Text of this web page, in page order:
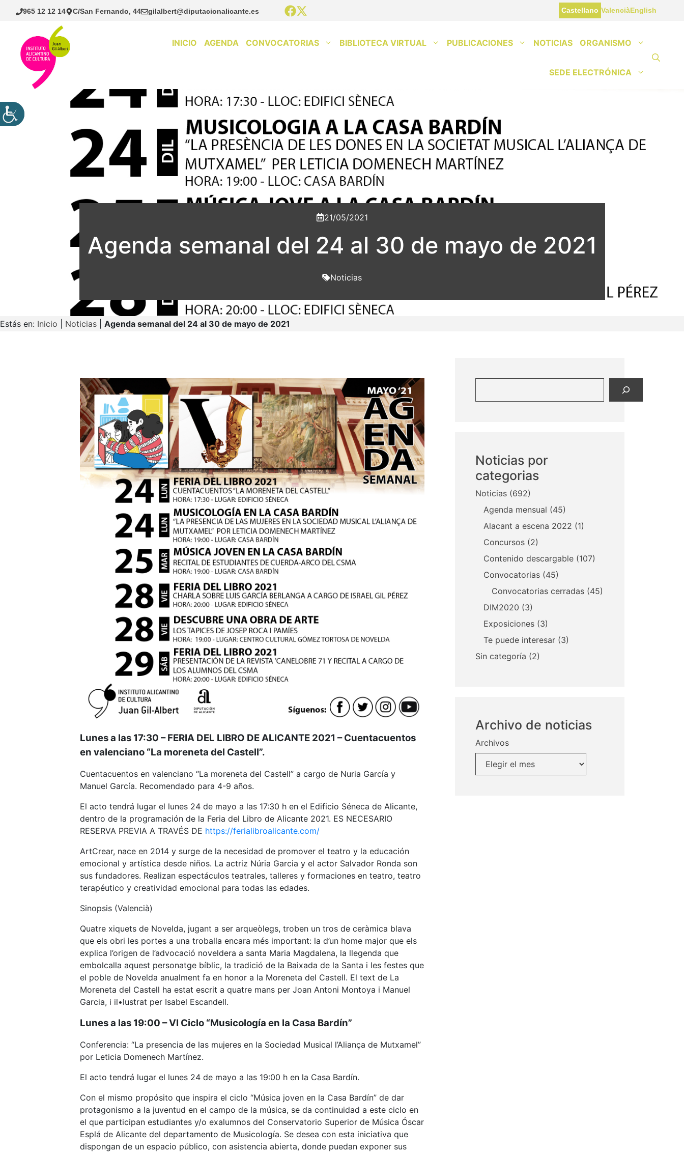
Saltar
965 12 12 14 C/San Fernando, 44 gilalbert@diputacionalicante.es Castellano ValenciàEnglish
INICIO AGENDA CONVOCATORIAS BIBLIOTECA VIRTUAL PUBLICACIONES NOTICIAS ORGANISMO
SEDE ELECTRÓNICA
21/05/2021
Agenda semanal del 24 al 30 de mayo de 2021
Noticias
Estás en: Inicio Noticias Agenda semanal del 24 al 30 de mayo de 2021
Lunes a las 17:30 – FERIA DEL LIBRO DE ALICANTE 2021 – Cuentacuentos
en valenciano “La moreneta del Castell”.
Cuentacuentos en valenciano “La moreneta del Castell” a cargo de Nuria García y
Manuel García. Recomendado para 4-9 años.
El acto tendrá lugar el lunes 24 de mayo a las 17:30 h en el Edificio Séneca de Alicante,
dentro de la programación de la Feria del Libro de Alicante 2021. ES NECESARIO
RESERVA PREVIA A TRAVÉS DE https://ferialibroalicante.com/
ArtCrear, nace en 2014 y surge de la necesidad de promover el teatro y la educación
emocional y artística desde niños. La actriz Núria Garcia y el actor Salvador Ronda son
sus fundadores. Realizan espectáculos teatrales, talleres y formaciones en teatro, teatro
terapéutico y creatividad emocional para todas las edades.
Sinopsis (Valencià)
Quatre xiquets de Novelda, jugant a ser arqueòlegs, troben un tros de ceràmica blava
que els obri les portes a una troballa encara més important: la d’un home major que els
explica l’origen de l’advocació noveldera a santa Maria Magdalena, la llegenda que
embolcalla aquest personatge bíblic, la tradició de la Baixada de la Santa i les festes que
el poble de Novelda anualment fa en honor a la Moreneta del Castell. El text de La
Moreneta del Castell ha estat escrit a quatre mans per Joan Antoni Montoya i Manuel
Garcia, i il•lustrat per Isabel Escandell.
Lunes a las 19:00 – VI Ciclo “Musicología en la Casa Bardín”
Conferencia: “La presencia de las mujeres en la Sociedad Musical l’Aliança de Mutxamel”
por Leticia Domenech Martínez.
El acto tendrá lugar el lunes 24 de mayo a las 19:00 h en la Casa Bardín.
Con el mismo propósito que inspira el ciclo “Música joven en la Casa Bardín” de dar
protagonismo a la juventud en el campo de la música, se da continuidad a este ciclo en
el que participan estudiantes y/o exalumnos del Conservatorio Superior de Música Óscar
Esplá de Alicante del departamento de Musicología. Se desea con esta iniciativa que
dispongan de un espacio público, con asistencia abierta, donde puedan exponer sus
Noticias por
categorias
Noticias (692)
Agenda mensual (45)
Alacant a escena 2022 (1)
Concursos (2)
Contenido descargable (107)
Convocatorias (45)
Convocatorias cerradas (45)
DIM2020 (3)
Exposiciones (3)
Te puede interesar (3)
Sin categoría (2)
Archivo de noticias
Archivos